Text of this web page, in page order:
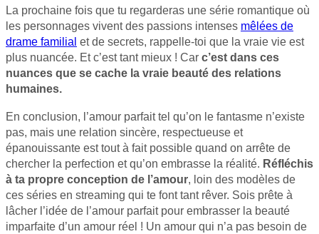
La prochaine fois que tu regarderas une série romantique où
les personnages vivent des passions intenses mêlées de
drame familial et de secrets, rappelle-toi que la vraie vie est
plus nuancée. Et c’est tant mieux ! Car c’est dans ces
nuances que se cache la vraie beauté des relations
humaines.
En conclusion, l’amour parfait tel qu’on le fantasme n’existe
pas, mais une relation sincère, respectueuse et
épanouissante est tout à fait possible quand on arrête de
chercher la perfection et qu’on embrasse la réalité. Réfléchis
à ta propre conception de l’amour , loin des modèles de
ces séries en streaming qui te font tant rêver. Sois prête à
lâcher l’idée de l’amour parfait pour embrasser la beauté
imparfaite d’un amour réel ! Un amour qui n’a pas besoin de